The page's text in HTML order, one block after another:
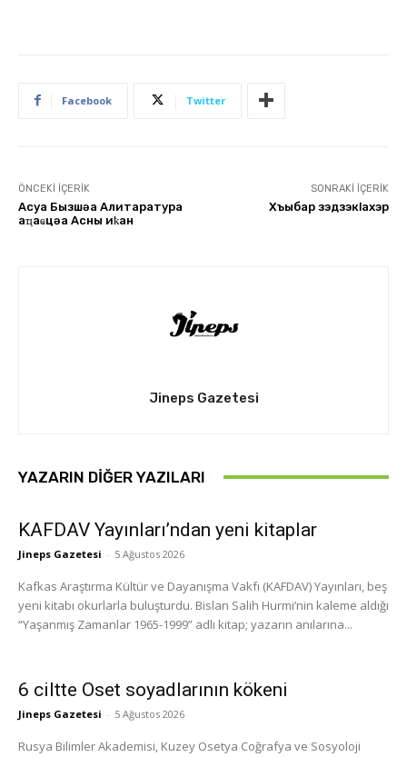
Facebook Twitter
ÖNCEKI İÇERIK
Аԥсуа Бызшәа Алитаратура
аҵаҩцәа Аԥсны иҟан
SONRAKI İÇERIK
Хъыбар зэдзэкӏахэр
Jineps Gazetesi
YAZARIN DIĞER YAZILARI
KAFDAV Yayınları’ndan yeni kitaplar
Jineps Gazetesi - 5 Ağustos 2026
Kafkas Araştırma Kültür ve Dayanışma Vakfı (KAFDAV) Yayınları, beş
yeni kitabı okurlarla buluşturdu. Bislan Salih Hurmi’nin kaleme aldığı
“Yaşanmış Zamanlar 1965-1999” adlı kitap; yazarın anılarına...
6 ciltte Oset soyadlarının kökeni
Jineps Gazetesi - 5 Ağustos 2026
Rusya Bilimler Akademisi, Kuzey Osetya Coğrafya ve Sosyoloji